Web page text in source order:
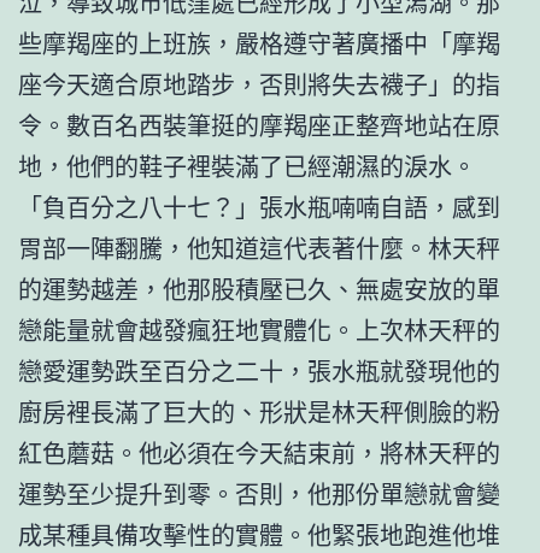
些摩羯座的上班族，嚴格遵守著廣播中「摩羯
座今天適合原地踏步，否則將失去襪子」的指
令。數百名西裝筆挺的摩羯座正整齊地站在原
地，他們的鞋子裡裝滿了已經潮濕的淚水。
「負百分之八十七？」張水瓶喃喃自語，感到
胃部一陣翻騰，他知道這代表著什麼。林天秤
的運勢越差，他那股積壓已久、無處安放的單
戀能量就會越發瘋狂地實體化。上次林天秤的
戀愛運勢跌至百分之二十，張水瓶就發現他的
廚房裡長滿了巨大的、形狀是林天秤側臉的粉
紅色蘑菇。他必須在今天結束前，將林天秤的
運勢至少提升到零。否則，他那份單戀就會變
成某種具備攻擊性的實體。他緊張地跑進他堆